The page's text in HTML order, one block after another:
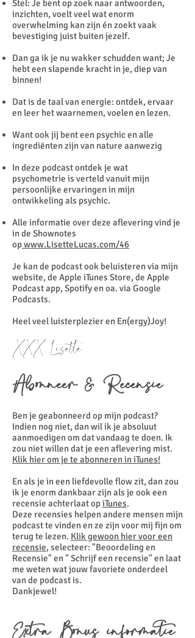
Stel: Je bent op zoek naar antwoorden,
inzichten, voelt veel wat enorm
overwhelming kan zijn én zoekt vaak
bevestiging juist buiten jezelf.
Dan ga ik je nu wakker schudden want; Je
hebt een slapende kracht in je, diep van
binnen!
Dat is de taal van energie: ontdek, ervaar
en leer het waarnemen, voelen en lezen.
Want ook jij bent een psychic en alle
ingrediënten zijn van nature aanwezig
In deze podcast ontdek je wat
psychometrie is verteld vanuit mijn
persoonlijke ervaringen in mijn
ontwikkeling als psychic.
Alle informatie over deze aflevering vind je
in de Shownotes
opwww.LisetteLucas.com/46
Je kan de podcast ook beluisteren via mijn
website, de Apple iTunes Store, de Apple
Podcast app, Spotify en oa. via Google
Podcasts.
Heel veel luisterplezier en En(ergy)Joy!
XXX Lisette
Abonneer & Recensie
Ben je geabonneerd op mijn podcast?
Indien nog niet, dan wil ik je absoluut
aanmoedigen om dat vandaag te doen. Ik
zou niet willen dat je een aflevering mist.
Klik hier om je te abonneren in iTunes!
En als je in een liefdevolle flow zit, dan zou
ik je enorm dankbaar zijn als je ook een
recensie achterlaat opiTunes.
Deze recensies helpen andere mensen mijn
podcast te vinden en ze zijn voor mij fijn om
terug te lezen. Klik gewoon hier voor een
recensie, selecteer: "Beoordeling en
Recensie" en " Schrijf een recensie" en laat
me weten wat jouw favoriete onderdeel
van de podcast is.
Dankjewel!